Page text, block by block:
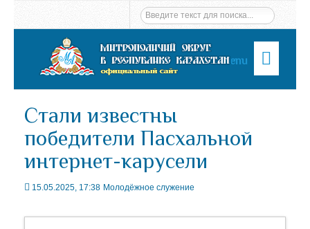
Menu
Стали известны
победители Пасхальной
интернет-карусели
15.05.2025, 17:38 Молодёжное служение